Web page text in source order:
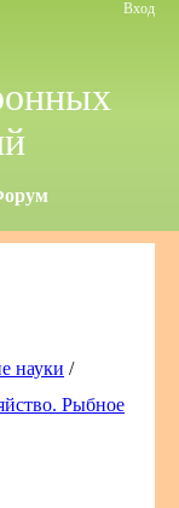
Вход
науки /
Рыбное